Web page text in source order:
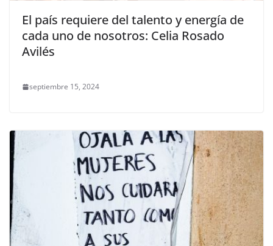
El país requiere del talento y energía de
cada uno de nosotros: Celia Rosado
Avilés
septiembre 15, 2024